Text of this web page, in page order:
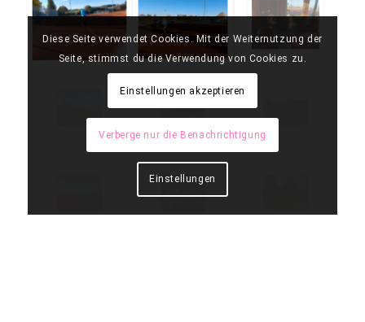
Diese Seite verwendet Cookies. Mit der Weiternutzung der
Seite, stimmst du die Verwendung von Cookies zu.
Einstellungen akzeptieren
Verberge nur die Benachrichtigung
Einstellungen